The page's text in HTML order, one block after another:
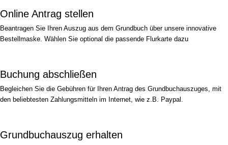
Online Antrag stellen
Beantragen Sie Ihren Auszug aus dem Grundbuch über unsere innovative
Bestellmaske. Wählen Sie optional die passende Flurkarte dazu
Buchung abschließen
Begleichen Sie die Gebühren für Ihren Antrag des Grundbuchauszuges, mit
den beliebtesten Zahlungsmitteln im Internet, wie z.B. Paypal.
Grundbuchauszug erhalten